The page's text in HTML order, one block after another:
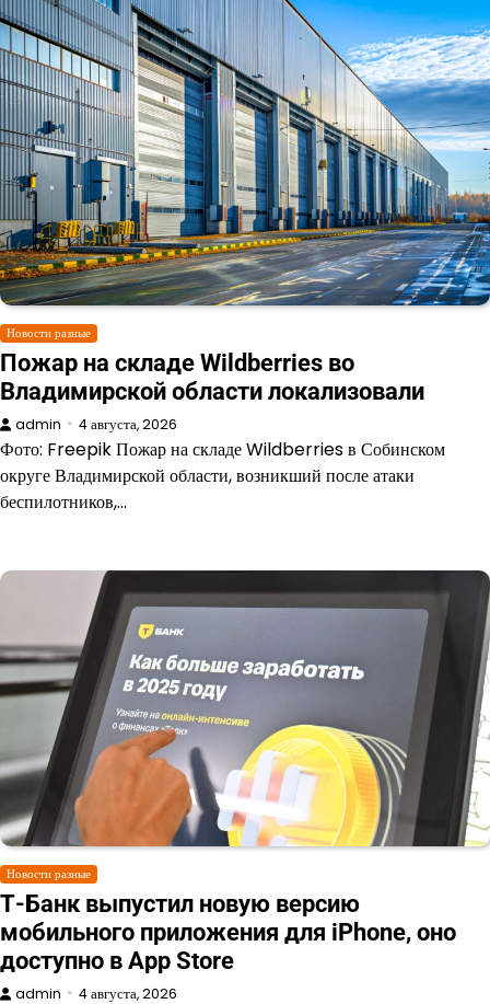
Новости разные
Пожар на складе Wildberries во
Владимирской области локализовали
admin 4 августа, 2026
Фото: Freepik Пожар на складе Wildberries в Собинском
округе Владимирской области, возникший после атаки
беспилотников,…
Новости разные
Т-Банк выпустил новую версию
мобильного приложения для iPhone, оно
доступно в App Store
admin 4 августа, 2026